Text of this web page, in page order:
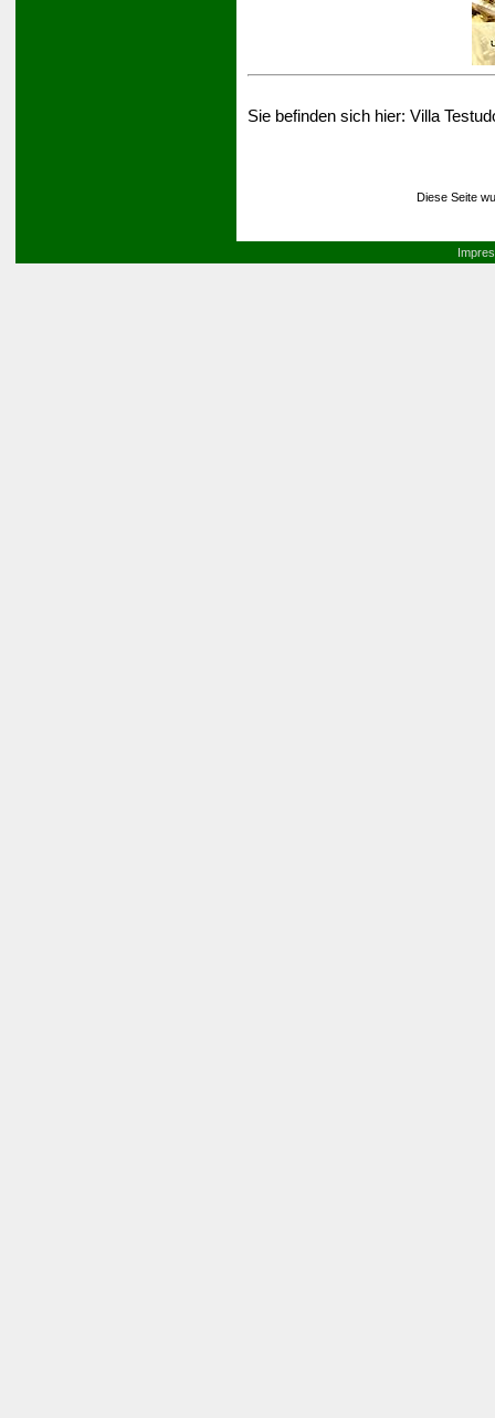
Sie befinden sich hier: Villa
Diese Seite